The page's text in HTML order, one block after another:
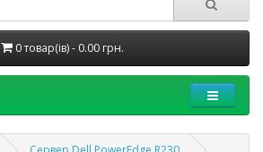
0 товар(ів) - 0.00 грн.